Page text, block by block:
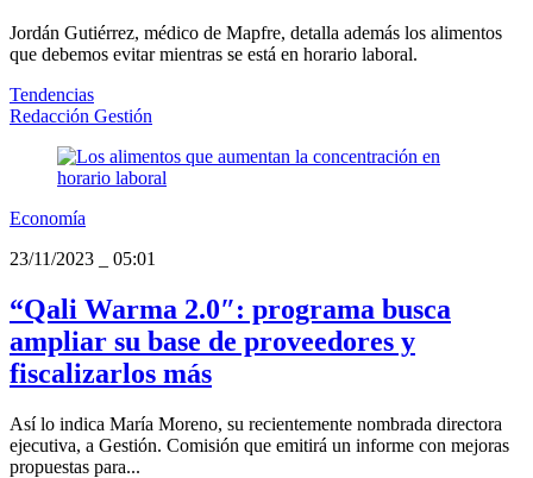
Jordán Gutiérrez, médico de Mapfre, detalla además los alimentos
que debemos evitar mientras se está en horario laboral.
Tendencias
Redacción Gestión
Economía
23/11/2023
05:01
“Qali Warma 2.0″: programa busca
ampliar su base de proveedores y
fiscalizarlos más
Así lo indica María Moreno, su recientemente nombrada directora
ejecutiva, a Gestión. Comisión que emitirá un informe con mejoras
propuestas para...